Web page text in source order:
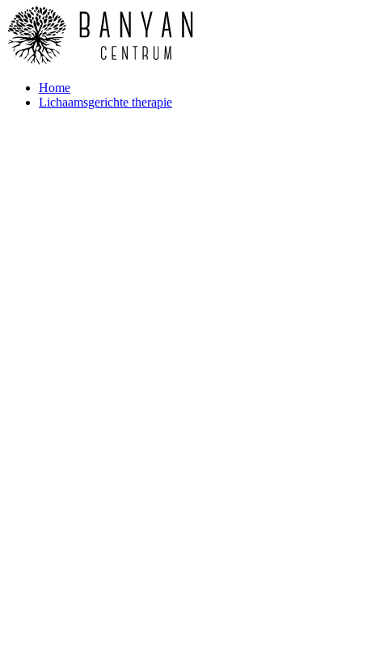
Home
Lichaamsgerichte therapie